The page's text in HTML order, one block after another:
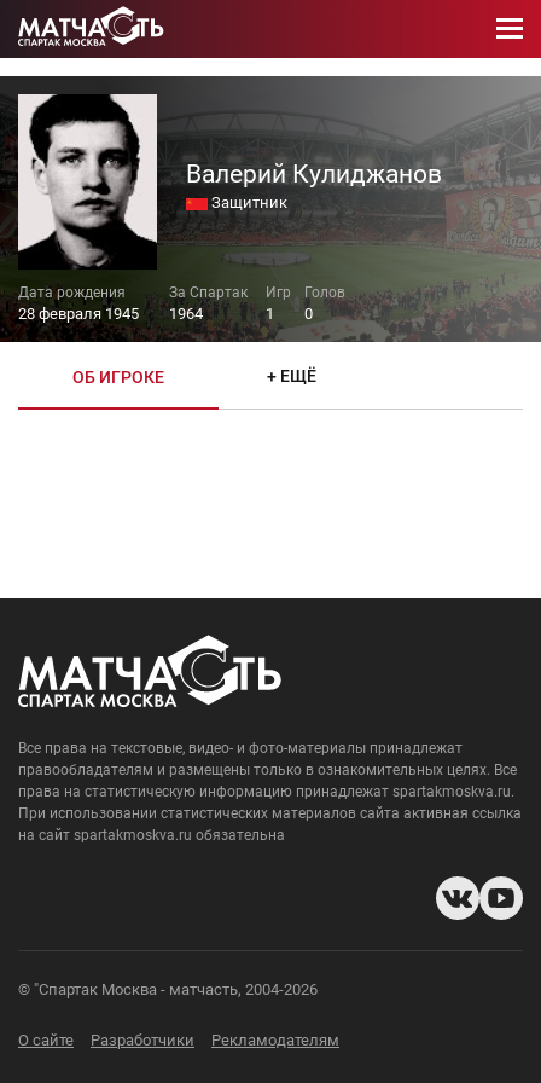
Валерий Кулиджанов
Защитник
28 февраля 1945 1964 1 0
ОБ ИГРОКЕ + ЕЩЁ
Все права на текстовые, видео- и фото-материалы принадлежат
правообладателям и размещены только в ознакомительных целях. Все
права на статистическую информацию принадлежат spartakmoskva.ru.
При использовании статистических материалов сайта активная ссылка
на сайт spartakmoskva.ru обязательна
© "Спартак Москва - матчасть, 2004-2026
О сайте Разработчики Рекламодателям